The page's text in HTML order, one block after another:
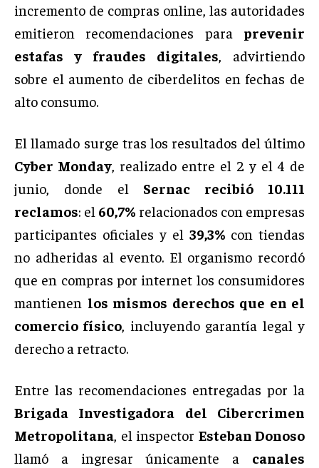
incremento de compras online, las autoridades
emitieron recomendaciones para prevenir
estafas y fraudes digitales, advirtiendo
sobre el aumento de ciberdelitos en fechas de
alto consumo.
El llamado surge tras los resultados del último
Cyber Monday, realizado entre el 2 y el 4 de
junio, donde el Sernac recibió 10.111
reclamos: el 60,7% relacionados con empresas
participantes oficiales y el 39,3% con tiendas
no adheridas al evento. El organismo recordó
que en compras por internet los consumidores
mantienen los mismos derechos que en el
comercio físico, incluyendo garantía legal y
derecho a retracto.
Entre las recomendaciones entregadas por la
Brigada Investigadora del Cibercrimen
Metropolitana, el inspector Esteban Donoso
llamó a ingresar únicamente a canales